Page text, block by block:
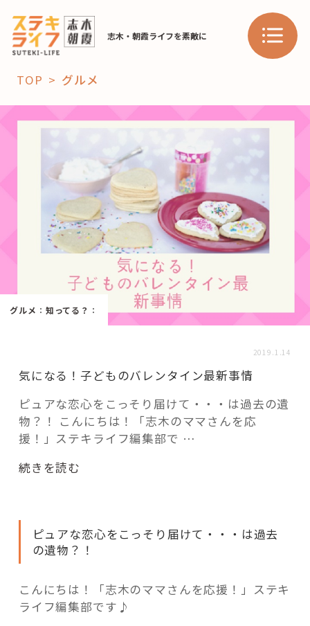
志木・朝霞ライフを素敵に
「コト」
暮らし
おすすめ
スポット 学び・教育
「場」
HAREL 活用事例
「モノ」
fleXe リノベ事例
「ひと」
コーディネーター紹介
これからの暮らし 住み替え相談
TOP グルメ
グルメ ： 知ってる？ ：
2019.1.14
気になる！子どものバレンタイン最新事情
ピュアな恋心をこっそり届けて・・・は過去の遺
物？！ こんにちは！「志木のママさんを応
援！」ステキライフ編集部で …
“気
る！
の
バ
続きを読む
ピュアな恋心をこっそり届けて・・・は過去
の遺物？！
こんにちは！「志木のママさんを応援！」ステキ
ライフ編集部です♪